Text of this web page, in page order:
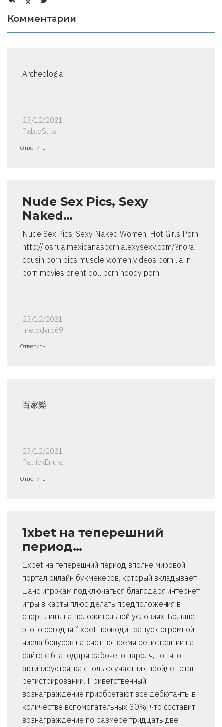
Комментарии
Archeologia
23/12/2021
PabloSlits
Ответить
Nude Sex Pics, Sexy
Naked…
Nude Sex Pics, Sexy Naked Women, Hot Girls Porn
http://joshua.mexicanasporn.alexysexy.com/?nora
cousin porn pics muscle women videos porn lia in
porn movies orient doll porn hoody porn
23/12/2021
melodyrd69
Ответить
百家樂
23/12/2021
PatrickEnura
Ответить
1xbet на теперешний
период…
1xbet на теперешний период вполне мировой
портал онлайн букмекеров, который вкладывает
шанс игрокам подключаться благодаря интернет
игры в карты плюс делать предположения в
спорт лишь на положительной условиях. Больше
этого сегодня 1xbet проводит запуск огромной
числа бонусов на счет во время регистрации на
сайте с благодаря рабочего пароля, тот что
активируется, как только участник пройдет этап
регистрировании. Приветственный
вознаграждение приобретают все дебютанты в
количестве вспомогательных 30%, что составит
вознаграждение по размере тридцать две